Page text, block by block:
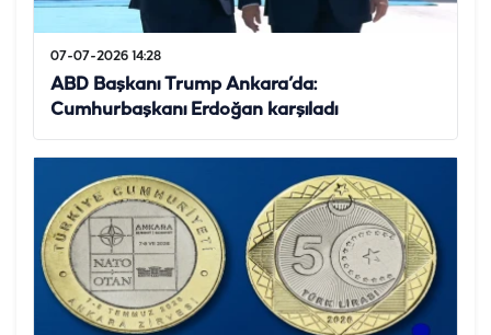
07-07-2026 14:28
ABD Başkanı Trump Ankara’da:
Cumhurbaşkanı Erdoğan karşıladı